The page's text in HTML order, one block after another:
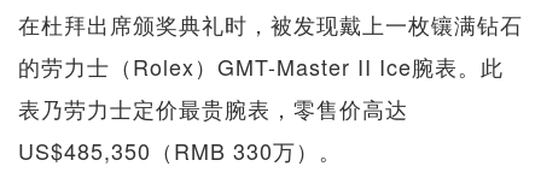
在杜拜出席颁奖典礼时，被发现戴上一枚镶满钻石
的劳力士（Rolex）GMT-Master II Ice腕表。此
表乃劳力士定价最贵腕表，零售价高达
US$485,350（RMB 330万）。